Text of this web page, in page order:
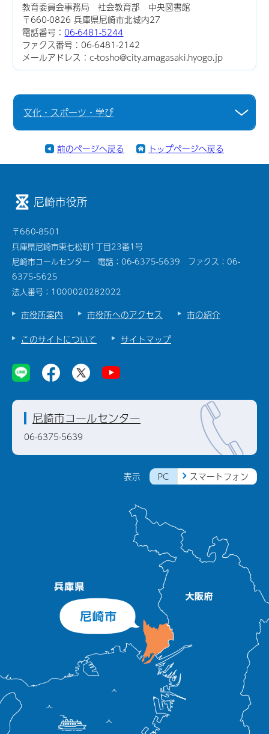
教育委員会事務局 社会教育部 中央図書館
〒660-0826 兵庫県尼崎市北城内27
電話番号：06-6481-5244
ファクス番号：06-6481-2142
メールアドレス：c-tosho@city.amagasaki.hyogo.jp
文化・スポーツ・学び
前のページへ戻る トップページへ戻る
尼崎市役所
〒660-8501
兵庫県尼崎市東七松町1丁目23番1号
尼崎市コールセンター 電話：06-6375-5639 ファクス：06-
6375-5625
法人番号：1000020282022
市役所案内 市役所へのアクセス
市の紹介
このサイトについて
サイトマップ
表示 PC スマートフォン
尼崎市コールセンター
06-6375-5639